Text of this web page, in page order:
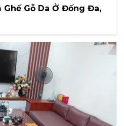
Ghế Gỗ Da Ở Đống Đa,